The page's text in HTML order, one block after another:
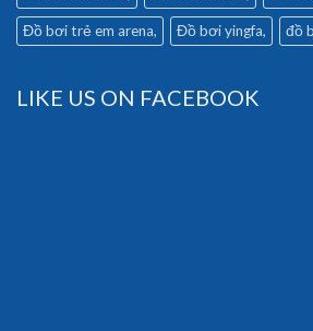
Đồ bơi trẻ em arena Đồ bơi yingfa đồ
LIKE US ON FACEBOOK